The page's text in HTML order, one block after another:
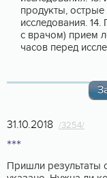
продукты,
исследования.
с врачом) прием
часов перед
31.10.2018 /3254/
***
Пришли результаты